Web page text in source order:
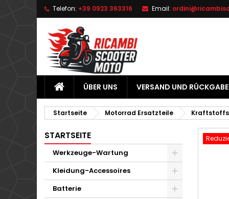
Telefon: +39 0923 363316 Email:
ÜBER UNS VERSAND UND RÜCKGABE
Startseite Motorrad Ersatzteile
STARTSEITE
Werkzeuge-Wartung
Kleidung-Accessoires
Batterie